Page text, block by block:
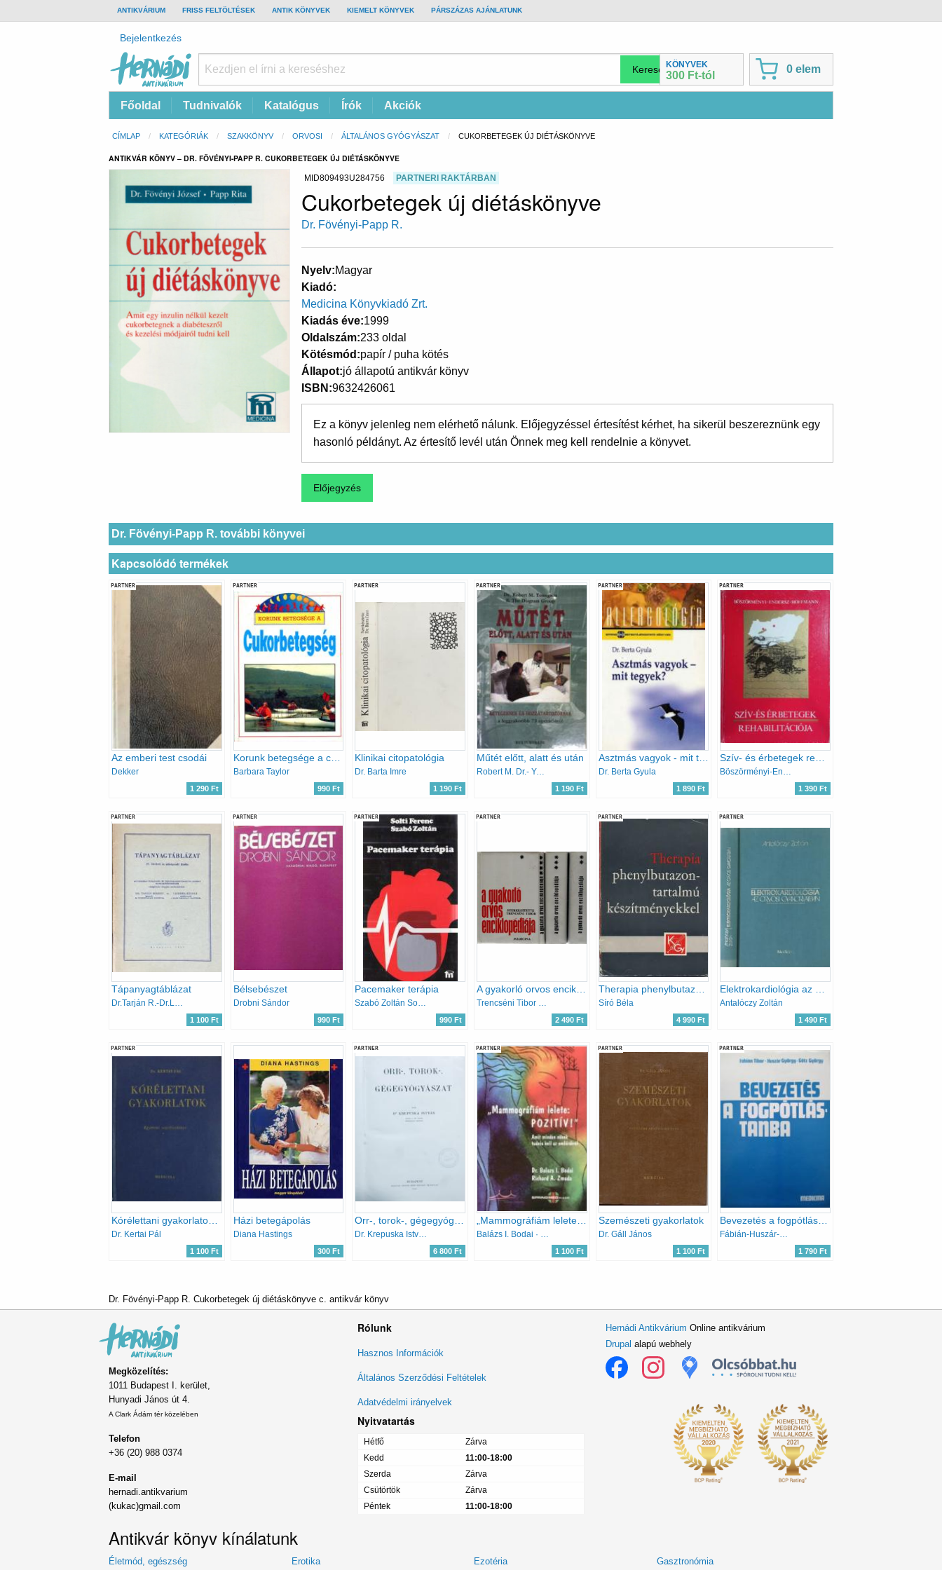
TOP
BAR
ANTIKVÁRIUM FRISS FELTÖLTÉSEK ANTIK KÖNYVEK KIEMELT KÖNYVEK PÁRSZÁZAS AJÁNLATUNK
Felhasználói
fiók
menüje
Bejelentkezés
Antikvárium
Online
KÖNYVEK
300 Ft-tól
0 elem
Fő
navigáció
Főoldal Tudnivalók Katalógus Írók Akciók
Morzsa
CÍMLAP KATEGÓRIÁK SZAKKÖNYV ORVOSI ÁLTALÁNOS GYÓGYÁSZAT CURRENT:
CUKORBETEGEK ÚJ DIÉTÁSKÖNYVE
ANTIKVÁR KÖNYV – DR. FÖVÉNYI-PAPP R. CUKORBETEGEK ÚJ DIÉTÁSKÖNYVE
MID809493U284756 PARTNERI RAKTÁRBAN
Cukorbetegek új diétáskönyve
Dr. Fövényi-Papp R.
Nyelv Magyar
Kiadó
Medicina Könyvkiadó Zrt.
Kiadás éve 1999
Oldalszám 233 oldal
Kötésmód papír / puha kötés
Állapot jó állapotú antikvár könyv
ISBN 9632426061
Ez a könyv jelenleg nem elérhető nálunk. Előjegyzéssel értesítést kérhet, ha sikerül beszereznünk egy
hasonló példányt. Az értesítő levél után Önnek meg kell rendelnie a könyvet.
Dr. Fövényi-Papp R. további könyvei
Kapcsolódó termékek
PARTNER
Az emberi test csodái
Dekker
1 290 Ft
PARTNER
Korunk betegsége a cukorbetegség
Barbara Taylor
990 Ft
PARTNER
Klinikai citopatológia
Dr. Barta Imre
1 190 Ft
PARTNER
Műtét előtt, alatt és után
Robert M. Dr.- Youngson
1 190 Ft
PARTNER
Asztmás vagyok - mit tegyek?
Dr. Berta Gyula
1 890 Ft
PARTNER
Szív- és érbetegek rehabilitációja
Böszörményi-Endersz-Hoffmann
1 390 Ft
PARTNER
Tápanyagtáblázat
Dr.Tarján R.-Dr.Linner K.
1 100 Ft
PARTNER
Bélsebészet
Drobni Sándor
990 Ft
PARTNER
Pacemaker terápia
Szabó Zoltán Solti Ferenc
990 Ft
PARTNER
A gyakorló orvos enciklopédiája I-IV.
Trencséni Tibor szerk.
2 490 Ft
PARTNER
Therapia phenylbutazon-tartalmú készítményekkel
Síró Béla
4 990 Ft
PARTNER
Antalóczy Zoltán
1 490 Ft
PARTNER
Dr. Kertai Pál
1 100 Ft
Házi betegápolás
Diana Hastings
300 Ft
PARTNER
6 800 Ft
PARTNER
„Mammográfiám lelete: pozitív!” - Amit minden nőnek tudnia kell az emlőrákról
1 100 Ft
PARTNER
Szemészeti gyakorlatok
Dr. Gáll János
1 100 Ft
PARTNER
1 790 Ft
Dr. Fövényi-Papp R. Cukorbetegek új diétáskönyve c. antikvár könyv
Megközelítés:
1011 Budapest I. kerület,
Hunyadi János út 4.
A Clark Ádám tér közelében
Telefon
+36 (20) 988 0374
E-mail
hernadi.antikvarium
(kukac)gmail.com
Rólunk
Lábléc
menü
Hasznos Információk
Általános Szerződési Feltételek
Adatvédelmi irányelvek
Nyitvatartás
Hétfő
Zárva
Kedd
11:00-18:00
Szerda
Zárva
Csütörtök
Zárva
Péntek
11:00-18:00
Hernádi Antikvárium Online antikvárium
Drupal alapú webhely
Antikvár könyv kínálatunk
Életmód, egészség Erotika Ezotéria Gasztronómia